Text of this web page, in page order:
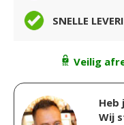
SNELLE
Veilig
Heb
Wij